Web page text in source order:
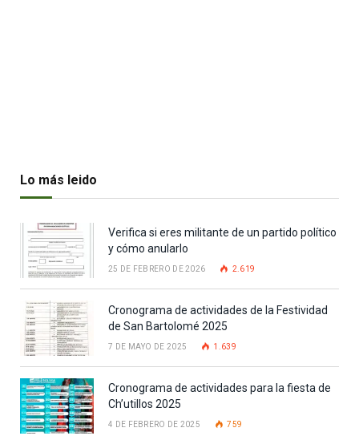
Lo más leido
Verifica si eres militante de un partido político
y cómo anularlo
25 DE FEBRERO DE 2026 2.619
Cronograma de actividades de la Festividad
de San Bartolomé 2025
7 DE MAYO DE 2025 1.639
Cronograma de actividades para la fiesta de
Ch’utillos 2025
4 DE FEBRERO DE 2025 759